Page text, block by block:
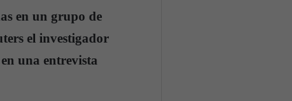
en un grupo de
el investigador
una entrevista